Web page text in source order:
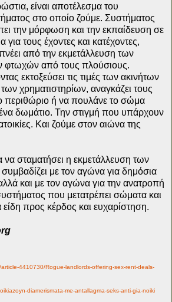
είναι αποτέλεσμα του
στο οποίο ζούμε. Συστήματος
την μόρφωση και την εκπαίδευση σε
τους έχοντες και κατέχοντες,
από την εκμετάλλευση των
φτωχών από τους πλούσιους.
εκτοξεύσει τις τιμές των ακινήτων
χρηματιστηρίων, αναγκάζει τους
περιθώριο ή να πουλάνε το σώμα
δωμάτιο. Την στιγμή που υπάρχουν
Και ζούμε στον αιώνα της
σταματήσει η εκμετάλλευση των
με τον αγώνα για δημόσια
και με τον αγώνα για την ανατροπή
που μετατρέπει σώματα και
προς κέρδος και ευχαρίστηση.
4410730/Rogue-landlords-offering-sex-rent-deals-
diamerismata-me-antallagma-seks-anti-gia-noiki